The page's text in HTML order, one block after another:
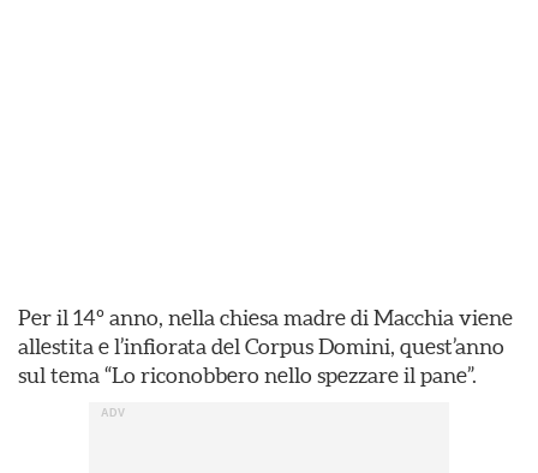
Per il 14º anno, nella chiesa madre di Macchia viene
allestita e l’infiorata del Corpus Domini, quest’anno
sul tema “Lo riconobbero nello spezzare il pane”.